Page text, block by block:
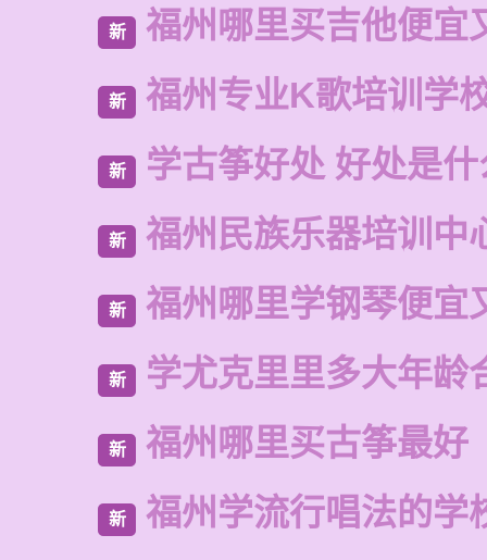
新 福州哪里买吉他便宜
新 福州专业K歌培训学
新 学古筝好处 好处是什
新 福州民族乐器培训中
新 福州哪里学钢琴便宜
新 学尤克里里多大年龄
新 福州哪里买古筝最好
新 福州学流行唱法的学